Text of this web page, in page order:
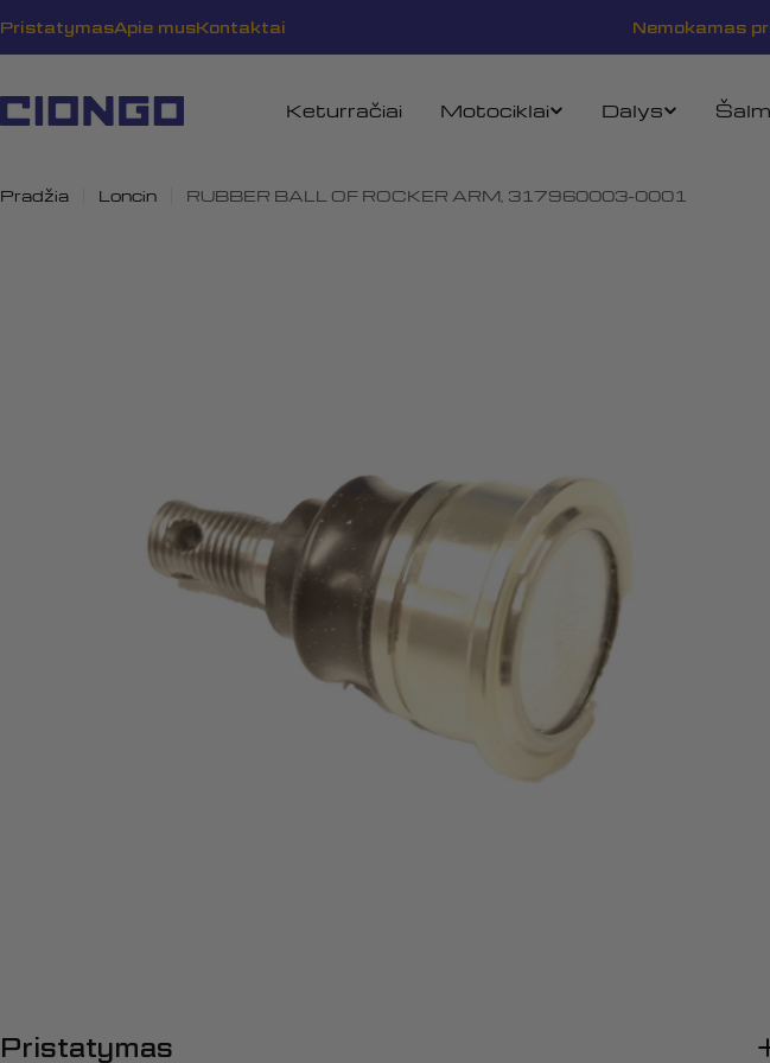
prie
PristatymasApie musKontaktai Nemokamas
Keturračiai Motociklai Dalys
Pradžia Loncin RUBBER BALL OF ROCKER ARM, 317960003-0001
mediją 0 modalyje
Pristatymas